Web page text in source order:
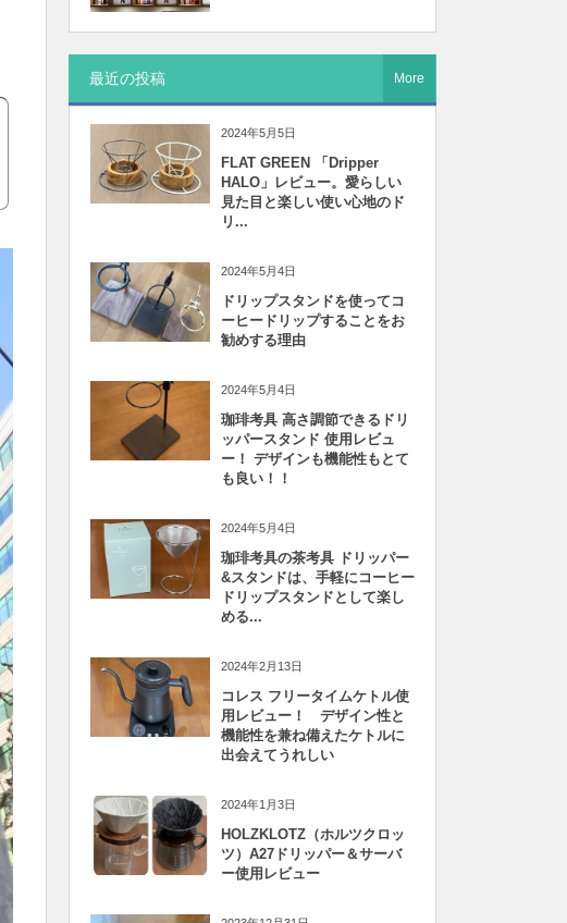
最近の投稿
2024年5月5日
FLAT GREEN 「Dripper
HALO」レビュー。愛らしい
見た目と楽しい使い心地のド
リ...
2024年5月4日
ドリップスタンドを使ってコ
ーヒードリップすることをお
勧めする理由
2024年5月4日
珈琲考具 高さ調節できるドリ
ッパースタンド 使用レビュ
ー！ デザインも機能性もとて
も良い！！
2024年5月4日
珈琲考具の茶考具 ドリッパー
&スタンドは、手軽にコーヒー
ドリップスタンドとして楽し
める...
2024年2月13日
コレス フリータイムケトル使
用レビュー！ デザイン性と
機能性を兼ね備えたケトルに
出会えてうれしい
2024年1月3日
HOLZKLOTZ（ホルツクロッ
ツ）A27ドリッパー＆サーバ
ー使用レビュー
More